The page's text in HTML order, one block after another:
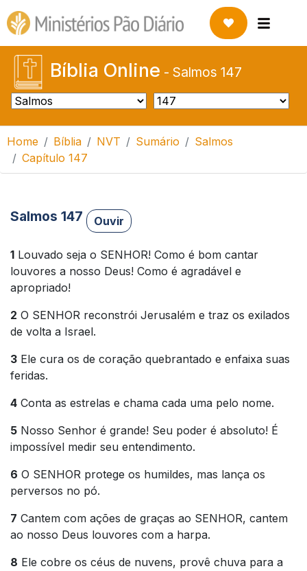
Bíblia Online - Salmos 147
Home Bíblia NVT Sumário
Salmos
Capítulo 147
Salmos 147 Ouvir
1 Louvado seja o SENHOR! Como é bom cantar
louvores a nosso Deus! Como é agradável e
apropriado!
2 O SENHOR reconstrói Jerusalém e traz os exilados
de volta a Israel.
3 Ele cura os de coração quebrantado e enfaixa suas
feridas.
4 Conta as estrelas e chama cada uma pelo nome.
5 Nosso Senhor é grande! Seu poder é absoluto! É
impossível medir seu entendimento.
6 O SENHOR protege os humildes, mas lança os
perversos no pó.
7 Cantem com ações de graças ao SENHOR, cantem
ao nosso Deus louvores com a harpa.
8 Ele cobre os céus de nuvens, provê chuva para a